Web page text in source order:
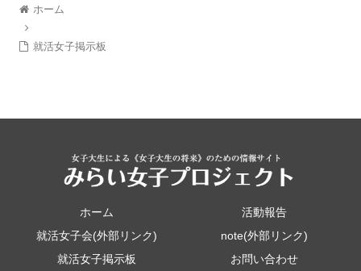
ホーム
就活女子掲示板
ホーム
活動報告
就活女子会(外部リンク)
note(外部リンク)
就活女子掲示板
お問い合わせ